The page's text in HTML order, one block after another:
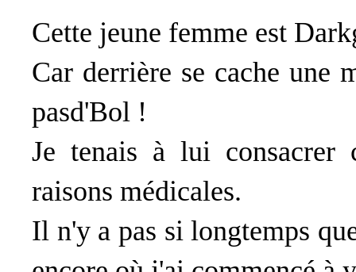
Cette jeune femme est
Car derrière se cache une
pasd'Bol !
Je tenais à lui consacrer
raisons médicales.
Il n'y a pas si longtemps